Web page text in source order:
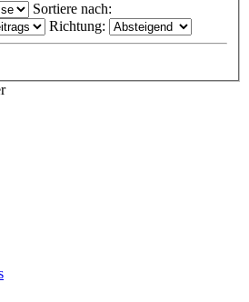
Sortiere nach:
Richtung: